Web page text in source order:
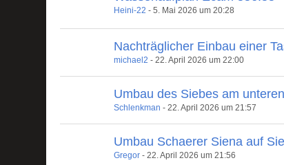
Heini-22 -5. Mai 2026 um 20:28
Nachträglicher Einbau einer
michael2 -22. April 2026 um 22:00
Umbau des Siebes am
Schlenkman -22. April 2026 um 21:57
Umbau Schaerer Siena auf
Gregor -22. April 2026 um 21:56